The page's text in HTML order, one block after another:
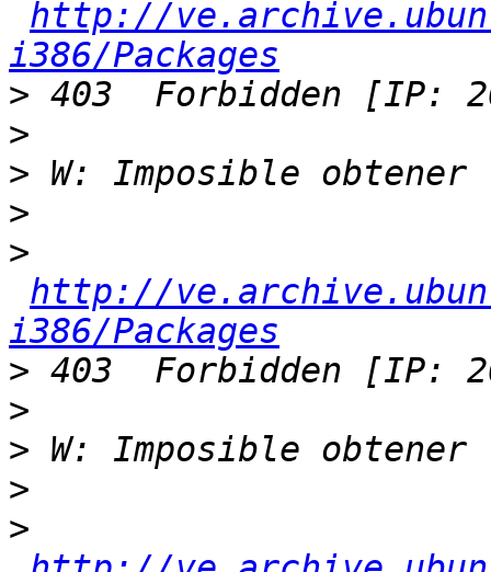
http://
i386/Packages
>
>
>
>
>
http://
i386/Packages
>
>
>
>
>